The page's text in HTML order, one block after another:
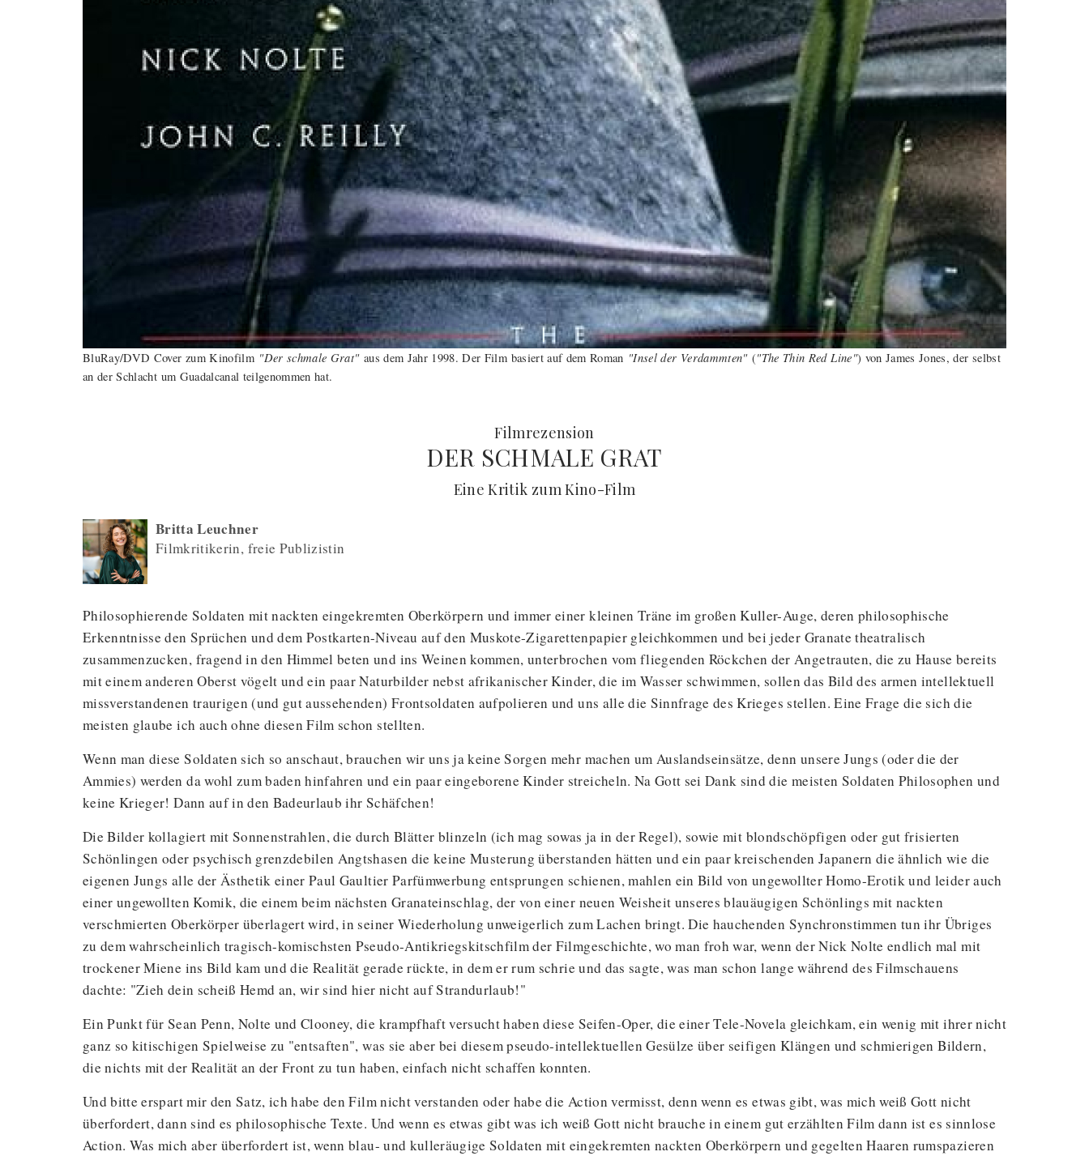
BluRay/DVD Cover zum Kinofilm "Der schmale Grat"aus dem Jahr 1998. Der Film basiert auf dem Roman "Insel der Verdammten"("The Thin Red Line") von James Jones, der selbst
an der Schlacht um Guadalcanal teilgenommen hat.
Filmrezension
DER SCHMALE GRAT
(
Eine Kritik zum Kino-Film
Britta Leuchner
Filmkritikerin, freie Publizistin
Philosophierende Soldaten mit nackten eingekremten Oberkörpern und immer einer kleinen Träne im großen Kuller-Auge, deren philosophische
Erkenntnisse den Sprüchen und dem Postkarten-Niveau auf den Muskote-Zigarettenpapier gleichkommen und bei jeder Granate theatralisch
zusammenzucken, fragend in den Himmel beten und ins Weinen kommen, unterbrochen vom fliegenden Röckchen der Angetrauten, die zu Hause bereits
mit einem anderen Oberst vögelt und ein paar Naturbilder nebst afrikanischer Kinder, die im Wasser schwimmen, sollen das Bild des armen intellektuell
missverstandenen traurigen (und gut aussehenden) Frontsoldaten aufpolieren und uns alle die Sinnfrage des Krieges stellen. Eine Frage die sich die
meisten glaube ich auch ohne diesen Film schon stellten.
Wenn man diese Soldaten sich so anschaut, brauchen wir uns ja keine Sorgen mehr machen um Auslandseinsätze, denn unsere Jungs (oder die der
Ammies) werden da wohl zum baden hinfahren und ein paar eingeborene Kinder streicheln. Na Gott sei Dank sind die meisten Soldaten Philosophen und
keine Krieger! Dann auf in den Badeurlaub ihr Schäfchen!
Die Bilder kollagiert mit Sonnenstrahlen, die durch Blätter blinzeln (ich mag sowas ja in der Regel), sowie mit blondschöpfigen oder gut frisierten
Schönlingen oder psychisch grenzdebilen Angtshasen die keine Musterung überstanden hätten und ein paar kreischenden Japanern die ähnlich wie die
eigenen Jungs alle der Ästhetik einer Paul Gaultier Parfümwerbung entsprungen schienen, mahlen ein Bild von ungewollter Homo-Erotik und leider auch
einer ungewollten Komik, die einem beim nächsten Granateinschlag, der von einer neuen Weisheit unseres blauäugigen Schönlings mit nackten
verschmierten Oberkörper überlagert wird, in seiner Wiederholung unweigerlich zum Lachen bringt. Die hauchenden Synchronstimmen tun ihr Übriges
zu dem wahrscheinlich tragisch-komischsten Pseudo-Antikriegskitschfilm der Filmgeschichte, wo man froh war, wenn der Nick Nolte endlich mal mit
trockener Miene ins Bild kam und die Realität gerade rückte, in dem er rum schrie und das sagte, was man schon lange während des Filmschauens
dachte: "Zieh dein scheiß Hemd an, wir sind hier nicht auf Strandurlaub!"
Ein Punkt für Sean Penn, Nolte und Clooney, die krampfhaft versucht haben diese Seifen-Oper, die einer Tele-Novela gleichkam, ein wenig mit ihrer nicht
ganz so kitischigen Spielweise zu "entsaften", was sie aber bei diesem pseudo-intellektuellen Gesülze über seifigen Klängen und schmierigen Bildern,
die nichts mit der Realität an der Front zu tun haben, einfach nicht schaffen konnten.
Und bitte erspart mir den Satz, ich habe den Film nicht verstanden oder habe die Action vermisst, denn wenn es etwas gibt, was mich weiß Gott nicht
überfordert, dann sind es philosophische Texte. Und wenn es etwas gibt was ich weiß Gott nicht brauche in einem gut erzählten Film dann ist es sinnlose
Action. Was mich aber überfordert ist, wenn blau- und kulleräugige Soldaten mit eingekremten nackten Oberkörpern und gegelten Haaren rumspazieren